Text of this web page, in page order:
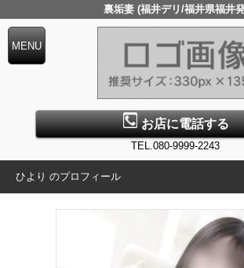
裏垢妻 (福井デリ/福井県福井
お店に電話する
TEL.080-9999-2243
ひより のプロフィール